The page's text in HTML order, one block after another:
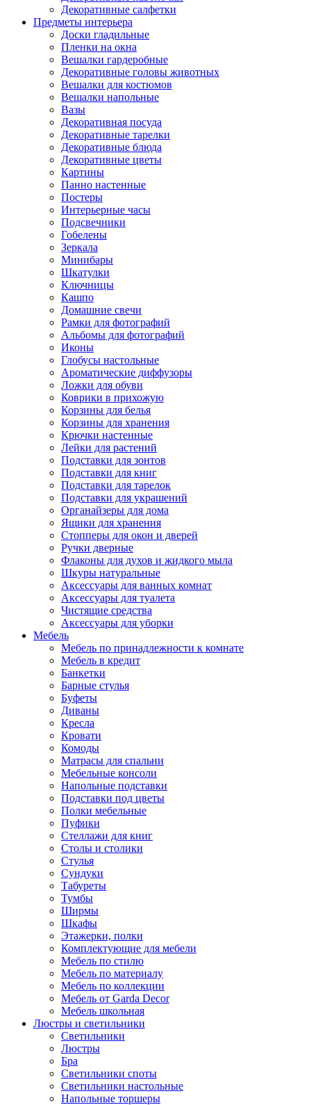
Декоративные салфетки
Предметы интерьера
Доски гладильные
Пленки на окна
Вешалки гардеробные
Декоративные головы животных
Вешалки для костюмов
Вешалки напольные
Вазы
Декоративная посуда
Декоративные тарелки
Декоративные блюда
Декоративные цветы
Картины
Панно настенные
Постеры
Интерьерные часы
Подсвечники
Гобелены
Зеркала
Минибары
Шкатулки
Ключницы
Кашпо
Домашние свечи
Рамки для фотографий
Альбомы для фотографий
Иконы
Глобусы настольные
Ароматические диффузоры
Ложки для обуви
Коврики в прихожую
Корзины для белья
Корзины для хранения
Крючки настенные
Лейки для растений
Подставки для зонтов
Подставки для книг
Подставки для тарелок
Подставки для украшений
Органайзеры для дома
Ящики для хранения
Стопперы для окон и дверей
Ручки дверные
Флаконы для духов и жидкого мыла
Шкуры натуральные
Аксессуары для ванных комнат
Аксессуары для туалета
Чистящие средства
Аксессуары для уборки
Мебель
Мебель по принадлежности к комнате
Мебель в кредит
Банкетки
Барные стулья
Буфеты
Диваны
Кресла
Кровати
Комоды
Матрасы для спальни
Мебельные консоли
Напольные подставки
Подставки под цветы
Полки мебельные
Пуфики
Стеллажи для книг
Столы и столики
Стулья
Сундуки
Табуреты
Тумбы
Ширмы
Шкафы
Этажерки, полки
Комплектующие для мебели
Мебель по стилю
Мебель по материалу
Мебель по коллекции
Мебель от Garda Decor
Мебель школьная
Люстры и светильники
Светильники
Люстры
Бра
Светильники споты
Светильники настольные
Напольные торшеры